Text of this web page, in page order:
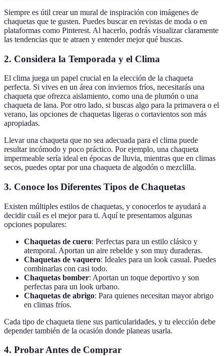
Siempre es útil crear un mural de inspiración con imágenes de
chaquetas que te gusten. Puedes buscar en revistas de moda o en
plataformas como Pinterest. Al hacerlo, podrás visualizar claramente
las tendencias que te atraen y entender mejor qué buscas.
2. Considera la Temporada y el Clima
El clima juega un papel crucial en la elección de la chaqueta
perfecta. Si vives en un área con inviernos fríos, necesitarás una
chaqueta que ofrezca aislamiento, como una de plumón o una
chaqueta de lana. Por otro lado, si buscas algo para la primavera o el
verano, las opciones de chaquetas ligeras o cortavientos son más
apropiadas.
Llevar una chaqueta que no sea adecuada para el clima puede
resultar incómodo y poco práctico. Por ejemplo, una chaqueta
impermeable sería ideal en épocas de lluvia, mientras que en climas
secos, puedes optar por una chaqueta de algodón o mezclilla.
3. Conoce los Diferentes Tipos de Chaquetas
Existen múltiples estilos de chaquetas, y conocerlos te ayudará a
decidir cuál es el mejor para ti. Aquí te presentamos algunas
opciones populares:
Chaquetas de cuero: Perfectas para un estilo clásico y
atemporal. Aportan un aire rebelde y son muy duraderas.
Chaquetas de vaquero: Ideales para un look casual. Puedes
combinarlas con casi todo.
Chaquetas bomber: Aportan un toque deportivo y son
perfectas para un look urbano.
Chaquetas de abrigo: Para quienes necesitan mayor abrigo
en climas fríos.
Cada tipo de chaqueta tiene sus particularidades, y tu elección debe
depender también de la ocasión donde planeas usarla.
4. Probar Antes de Comprar